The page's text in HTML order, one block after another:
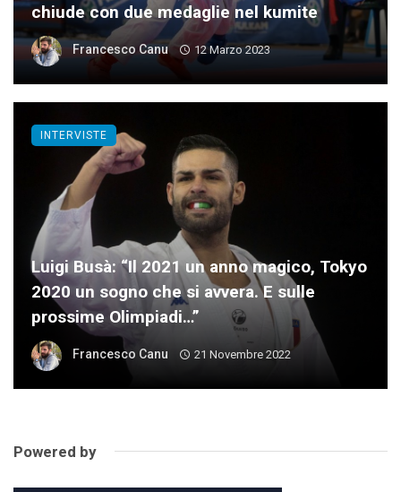
chiude con due medaglie nel kumite
Francesco Canu 12 Marzo 2023
Luigi Busà: “Il 2021 un anno magico, Tokyo
2020 un sogno che si avvera. E sulle
prossime Olimpiadi…”
Francesco Canu 21 Novembre 2022
INTERVISTE
Powered by